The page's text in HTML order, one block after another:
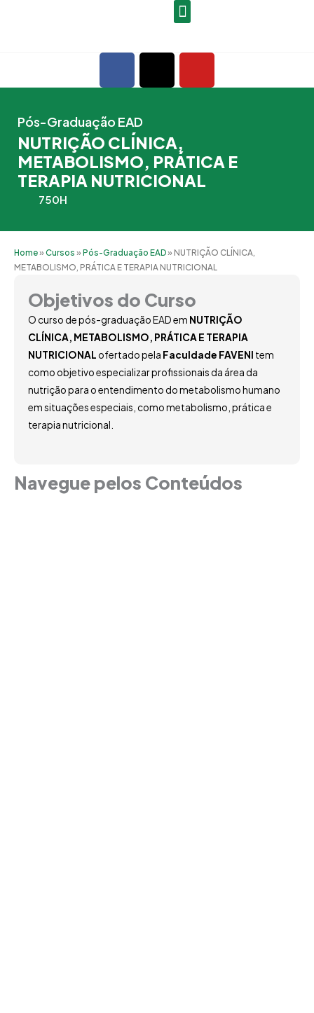
F
c
e
b
o
o
k
X
t
t
t
e
Y
u
e
Pós-Graduação EAD
NUTRIÇÃO CLÍNICA,
METABOLISMO, PRÁTICA E
TERAPIA NUTRICIONAL
750H
Home»Cursos »Pós-Graduação EAD» NUTRIÇÃO CLÍNICA,
METABOLISMO, PRÁTICA E TERAPIA NUTRICIONAL
Objetivos do Curso
O curso de pós-graduação EAD em NUTRIÇÃO
CLÍNICA, METABOLISMO, PRÁTICA E TERAPIA
NUTRICIONAL ofertado pela Faculdade FAVENI tem
como objetivo especializar profissionais da área da
nutrição para o entendimento do metabolismo humano
em situações especiais, como metabolismo, prática e
terapia nutricional.
Navegue pelos Conteúdos